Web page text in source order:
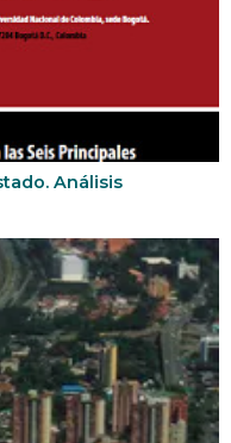
Análisis